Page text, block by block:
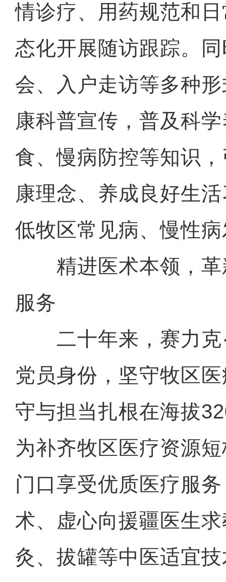
情诊疗、用药规范和
态化开展随访跟踪。
会、入户走访等多种
康科普宣传，普及科
食、慢病防控等知识
康理念、养成良好生
低牧区常见病、慢性
精进医术本领，革
服务
二十年来，赛力克·
党员身份，坚守牧区
守与担当扎根在海拔
为补齐牧区医疗资源
门口享受优质医疗服
术、虚心向援疆医生
灸、拔罐等中医适宜